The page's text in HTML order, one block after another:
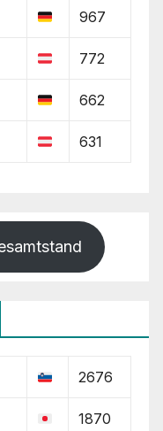
967
772
662
631
2676
1870